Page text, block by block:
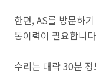
한편, AS를 방문하
통이력이 필요합니
수리는 대략 30분